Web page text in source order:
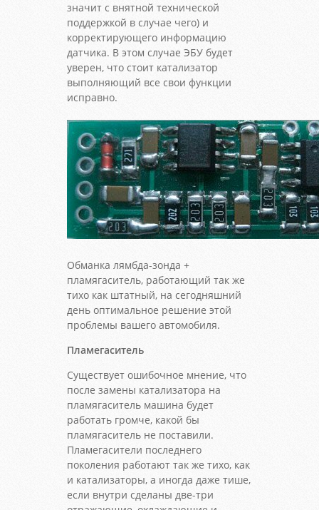
значит с внятной технической
поддержкой в случае чего) и
корректирующего информацию
датчика. В этом случае ЭБУ будет
уверен, что стоит катализатор
выполняющий все свои функции
исправно.
Обманка лямбда-зонда +
пламягаситель, работающий так же
тихо как штатный, на сегодняшний
день оптимальное решение этой
проблемы вашего автомобиля.
Пламегаситель
Существует ошибочное мнение, что
после замены катализатора на
пламягаситель машина будет
работать громче, какой бы
пламягаситель не поставили.
Пламегасители последнего
поколения работают так же тихо, как
и катализаторы, а иногда даже тише,
если внутри сделаны две-три